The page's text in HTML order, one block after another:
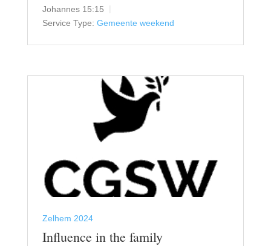
Johannes 15:15
Service Type: Gemeente weekend
Zelhem 2024
Influence in the family